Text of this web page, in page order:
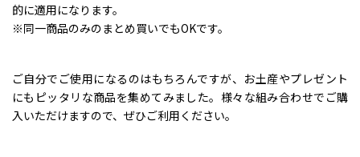
的に適用になります。
※同一商品のみのまとめ買いでもOKです。
ご自分でご使用になるのはもちろんですが、お土産やプレゼント
にもピッタリな商品を集めてみました。様々な組み合わせでご購
入いただけますので、ぜひご利用ください。